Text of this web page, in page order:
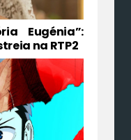
Eugénia”:
na RTP2